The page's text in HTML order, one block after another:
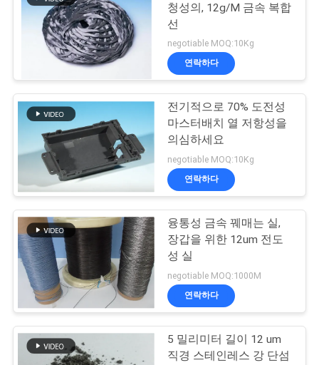
공
장
여
행
품
관
리
니켈 섬유
구리 섬유
2
23
청성의, 12g/M 금속 복합
선
negotiable MOQ:10Kg
연락하다
전기적으로 70% 도전성
마스터배치 열 저항성을
의심하세요
negotiable MOQ:10Kg
연락하다
융통성 금속 꿰매는 실,
장갑을 위한 12um 전도
성 실
negotiable MOQ:1000M
연락하다
5 밀리미터 길이 12 um
직경 스테인레스 강 단섬